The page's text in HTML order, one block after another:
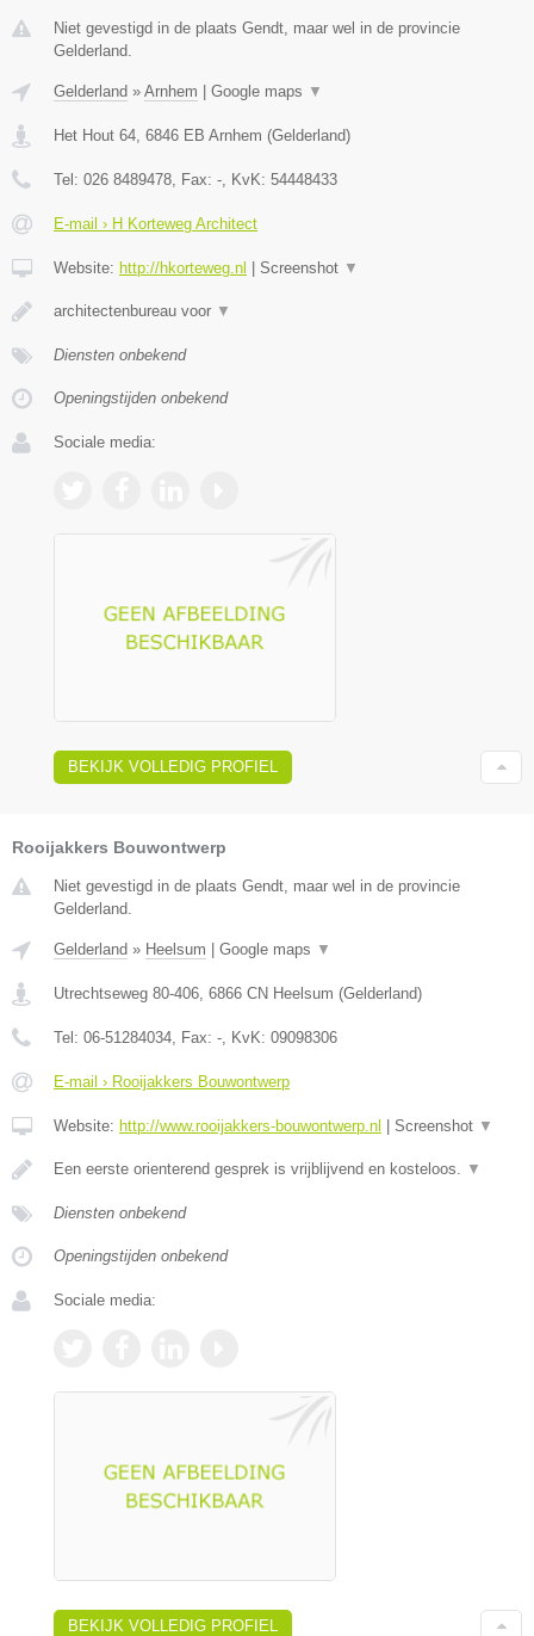
Niet gevestigd in de plaats Gendt, maar wel in de provincie
Gelderland.
Gelderland » Arnhem | Google maps ▼
Het Hout 64 6846 EB Arnhem (Gelderland)
Tel: 026 8489478 , Fax: - , KvK: 54448433
E-mail › H Korteweg Architect
Website: http://hkorteweg.nl | Screenshot ▼
architectenbureau voor ▼
Diensten onbekend
Openingstijden onbekend
Sociale media:
BEKIJK VOLLEDIG PROFIEL
Rooijakkers Bouwontwerp
Niet gevestigd in de plaats Gendt, maar wel in de provincie
Gelderland.
Gelderland » Heelsum Google maps ▼
Utrechtseweg 80-406, 6866 CN Heelsum (Gelderland)
Tel: 06-51284034, Fax: -, KvK: 09098306
E-mail › Rooijakkers Bouwontwerp
Website: http://www.rooijakkers-bouwontwerp.nl Screenshot ▼
Een eerste orienterend gesprek is vrijblijvend en kosteloos. ▼
Diensten onbekend
Openingstijden onbekend
Sociale media:
BEKIJK VOLLEDIG PROFIEL